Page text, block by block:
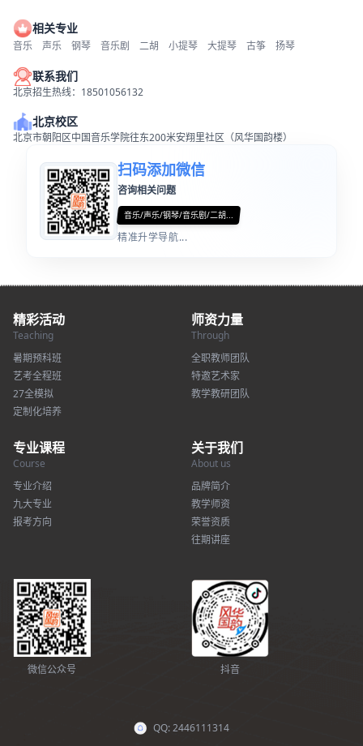
相关专业
音乐 声乐 钢琴 音乐剧 二胡 小提琴 大提琴 古筝 扬琴
联系我们
北京招生热线：18501056132
北京校区
北京市朝阳区中国音乐学院往东200米安翔里社区（风华国韵楼）
扫码添加微信
咨询相关问题
音乐/声乐/钢琴/音乐剧/二胡...
精准升学导航...
精彩活动
Teaching
暑期预科班
艺考全程班
27全模拟
定制化培养
师资力量
Through
全职教师团队
特邀艺术家
教学教研团队
专业课程
Course
专业介绍
九大专业
报考方向
关于我们
About us
品牌简介
教学师资
荣誉资质
往期讲座
微信公众号 抖音
QQ: 2446111314